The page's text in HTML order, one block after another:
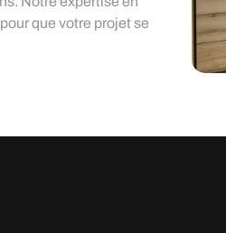
que votre projet se